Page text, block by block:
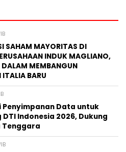
SAHAM MAYORITAS DI
INDUK MAGLIANO,
MEMBANGUN
ITALIA BARU
Penyimpanan Data untuk
Indonesia 2026, Dukung
Tenggara